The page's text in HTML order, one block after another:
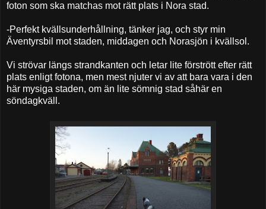
foton som ska matchas mot rätt plats i Nora stad.
-Perfekt kvällsunderhållning, tänker jag, och styr min
Äventyrsbil mot staden, middagen och Norasjön i kvällsol.
Vi strövar längs strandkanten och letar lite förstrött efter rätt
plats enligt fotona, men mest njuter vi av att bara vara i den
här mysiga staden, om än lite sömnig stad såhär en
söndagkväll.